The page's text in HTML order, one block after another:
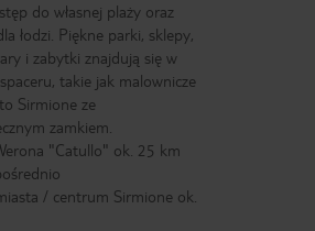
do własnej plaży oraz
łodzi. Piękne parki, sklepy,
i zabytki znajdują się w
takie jak malownicze
Sirmione ze
zamkiem.
"Catullo" ok. 25 km
/ centrum Sirmione ok.